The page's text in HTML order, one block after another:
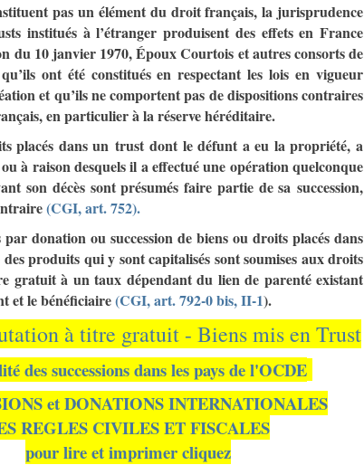
pas un élément du droit français, la jurisprudence
institués à l’étranger produisent des effets en France
du 10 janvier 1970, Époux Courtois et autres consorts de
ont été constitués en respectant les lois en vigueur
et qu’ils ne comportent pas de dispositions contraires
en particulier à la réserve héréditaire.
placés dans un trust dont le défunt a eu la propriété, a
à raison desquels il a effectué une opération quelconque
son décès sont présumés faire partie de sa succession,
(CGI, art. 752).
par donation ou succession de biens ou droits placés dans
produits qui y sont capitalisés sont soumises aux droits
gratuit à un taux dépendant du lien de parenté existant
et le bénéficiaire(CGI, art. 792-0 bis, II-1).
à titre gratuit - Biens mis en Trust
des successions dans les pays de l'OCDE
et DONATIONS INTERNATIONALES
REGLES CIVILES ET FISCALES
pour lire et imprimer cliquez